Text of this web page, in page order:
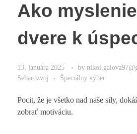
Ako
dvere k
13. januára 2025 by
Sebarozvoj
Špeciálny výber
Pocit, že je všetko nad naše sily,
zobrať motiváciu.